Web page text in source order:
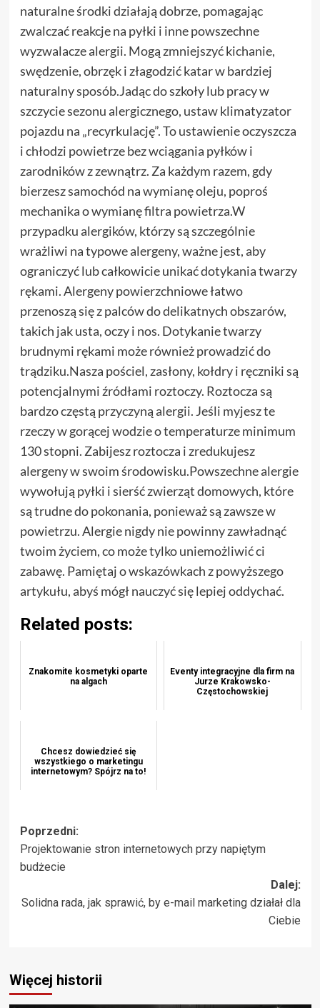
naturalne środki działają dobrze, pomagając
zwalczać reakcje na pyłki i inne powszechne
wyzwalacze alergii. Mogą zmniejszyć kichanie,
swędzenie, obrzęk i złagodzić katar w bardziej
naturalny sposób.Jadąc do szkoły lub pracy w
szczycie sezonu alergicznego, ustaw klimatyzator
pojazdu na „recyrkulację”. To ustawienie oczyszcza
i chłodzi powietrze bez wciągania pyłków i
zarodników z zewnątrz. Za każdym razem, gdy
bierzesz samochód na wymianę oleju, poproś
mechanika o wymianę filtra powietrza.W
przypadku alergików, którzy są szczególnie
wrażliwi na typowe alergeny, ważne jest, aby
ograniczyć lub całkowicie unikać dotykania twarzy
rękami. Alergeny powierzchniowe łatwo
przenoszą się z palców do delikatnych obszarów,
takich jak usta, oczy i nos. Dotykanie twarzy
brudnymi rękami może również prowadzić do
trądziku.Nasza pościel, zasłony, kołdry i ręczniki są
potencjalnymi źródłami roztoczy. Roztocza są
bardzo częstą przyczyną alergii. Jeśli myjesz te
rzeczy w gorącej wodzie o temperaturze minimum
130 stopni. Zabijesz roztocza i zredukujesz
alergeny w swoim środowisku.Powszechne alergie
wywołują pyłki i sierść zwierząt domowych, które
są trudne do pokonania, ponieważ są zawsze w
powietrzu. Alergie nigdy nie powinny zawładnąć
twoim życiem, co może tylko uniemożliwić ci
zabawę. Pamiętaj o wskazówkach z powyższego
artykułu, abyś mógł nauczyć się lepiej oddychać.
Related posts:
Znakomite kosmetyki oparte
na algach
Eventy integracyjne dla firm na
Jurze Krakowsko-
Częstochowskiej
Chcesz dowiedzieć się
wszystkiego o marketingu
internetowym? Spójrz na to!
Zobacz
wpisy
Poprzedni:
Projektowanie stron internetowych przy napiętym
budżecie
Dalej:
Solidna rada, jak sprawić, by e-mail marketing działał dla
Ciebie
Więcej historii